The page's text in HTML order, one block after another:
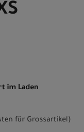
im Laden
für Grossartikel)